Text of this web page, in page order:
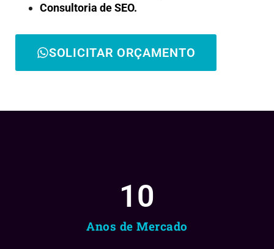
Consultoria de SEO.
SOLICITAR ORÇAMENTO
Anos de Mercado
10